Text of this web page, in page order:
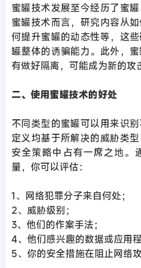
蜜罐技术发展至今经历了蜜
蜜罐技术而言，研究内容从
何提升蜜罐的动态性等，这
罐整体的诱骗能力。此外，
有做好隔离，可能成为新的攻
二、使用蜜罐技术的好处
不同类型的蜜罐可以用来识
定义均基于所解决的威胁类
安全策略中占有一席之地。
量，你可以评估：
1、网络犯罪分子来自何处；
2、威胁级别；
3、他们的作案手法；
4、他们感兴趣的数据或应用程
5、你的安全措施在阻止网络